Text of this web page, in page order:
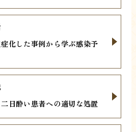
化した事例から学ぶ感染予
日酔い患者への適切な処置